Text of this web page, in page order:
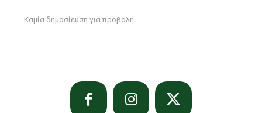
Καμία δημοσίευση για προβολή